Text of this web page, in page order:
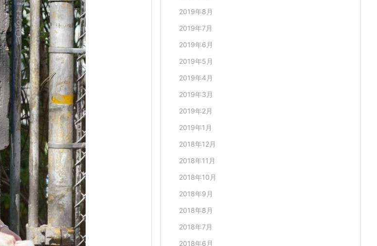
2019年8月
2019年7月
2019年6月
2019年5月
2019年4月
2019年3月
2019年2月
2019年1月
2018年12月
2018年11月
2018年10月
2018年9月
2018年8月
2018年7月
2018年6月